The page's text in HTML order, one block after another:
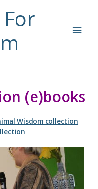
(e)books
Wisdom collection